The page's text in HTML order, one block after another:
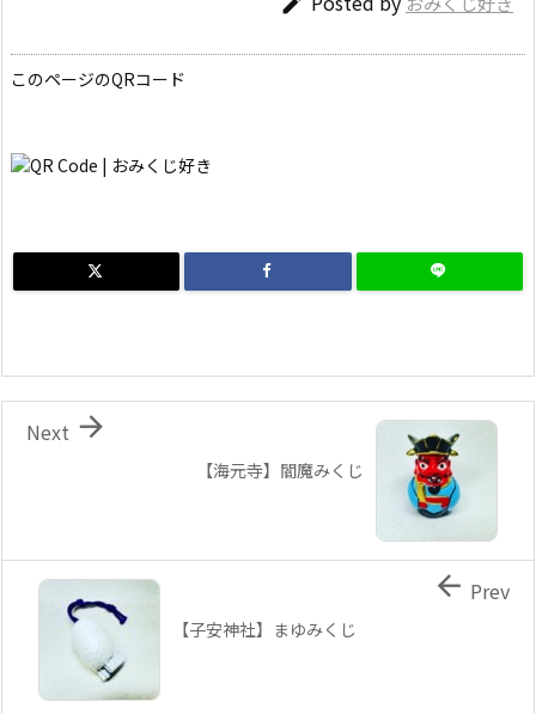
このページのQRコード
【海元寺】閻魔みくじ

Next
【子安神社】まゆみくじ
 Prev